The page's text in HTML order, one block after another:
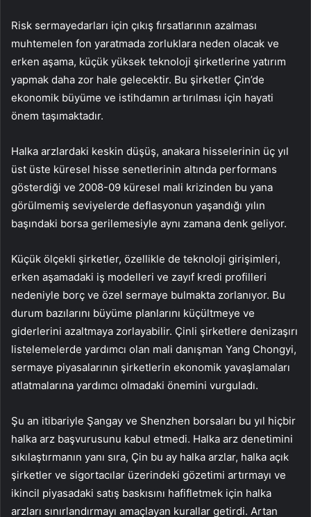
Risk sermayedarları için çıkış fırsatlarının azalması
muhtemelen fon yaratmada zorluklara neden olacak ve
erken aşama, küçük yüksek teknoloji şirketlerine yatırım
yapmak daha zor hale gelecektir. Bu şirketler Çin’de
ekonomik büyüme ve istihdamın artırılması için hayati
önem taşımaktadır.
Halka arzlardaki keskin düşüş, anakara hisselerinin üç yıl
üst üste küresel hisse senetlerinin altında performans
gösterdiği ve 2008-09 küresel mali krizinden bu yana
görülmemiş seviyelerde deflasyonun yaşandığı yılın
başındaki borsa gerilemesiyle aynı zamana denk geliyor.
Küçük ölçekli şirketler, özellikle de teknoloji girişimleri,
erken aşamadaki iş modelleri ve zayıf kredi profilleri
nedeniyle borç ve özel sermaye bulmakta zorlanıyor. Bu
durum bazılarını büyüme planlarını küçültmeye ve
giderlerini azaltmaya zorlayabilir. Çinli şirketlere denizaşırı
listelemelerde yardımcı olan mali danışman Yang Chongyi,
sermaye piyasalarının şirketlerin ekonomik yavaşlamaları
atlatmalarına yardımcı olmadaki önemini vurguladı.
Şu an itibariyle Şangay ve Shenzhen borsaları bu yıl hiçbir
halka arz başvurusunu kabul etmedi. Halka arz denetimini
sıkılaştırmanın yanı sıra, Çin bu ay halka arzlar, halka açık
şirketler ve sigortacılar üzerindeki gözetimi artırmayı ve
ikincil piyasadaki satış baskısını hafifletmek için halka
arzları sınırlandırmayı amaçlayan kurallar getirdi. Artan